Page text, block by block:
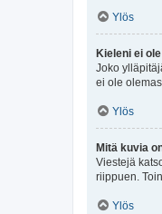
Ylös
Kieleni ei
Joko
ei ole
Ylös
Mitä kuvia
Viestejä
riippuen.
Ylös